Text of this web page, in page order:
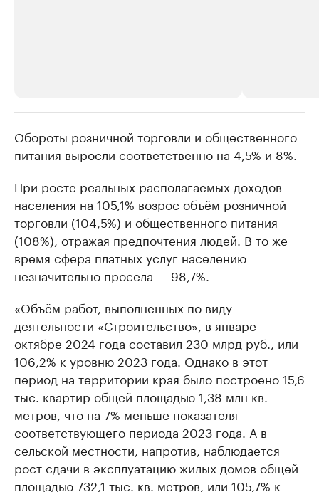
РБК Компании
Крупнейшие производители и
Ознакомьтесь с информацией в каталоге
Страховые
Посмотрите в
Обороты розничной торговли и общественного
питания выросли соответственно на 4,5% и 8%.
При росте реальных располагаемых доходов
населения на 105,1% возрос объём розничной
торговли (104,5%) и общественного питания
(108%), отражая предпочтения людей. В то же
время сфера платных услуг населению
незначительно просела — 98,7%.
«Объём работ, выполненных по виду
деятельности «Строительство», в январе-
октябре 2024 года составил 230 млрд руб., или
106,2% к уровню 2023 года. Однако в этот
период на территории края было построено 15,6
тыс. квартир общей площадью 1,38 млн кв.
метров, что на 7% меньше показателя
соответствующего периода 2023 года. А в
сельской местности, напротив, наблюдается
рост сдачи в эксплуатацию жилых домов общей
площадью 732,1 тыс. кв. метров, или 105,7% к